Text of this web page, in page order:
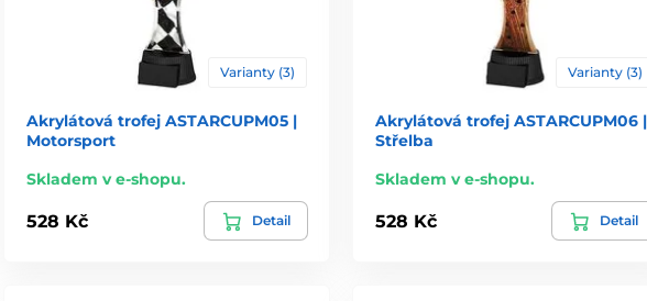
Varianty (3)
Akrylátová trofej ASTARCUPM05 |
Motorsport
Skladem v e-shopu.
528 Kč Detail
Varianty (3)
Akrylátová trofej ASTARCUPM06 |
Střelba
Skladem v e-shopu.
528 Kč Detail